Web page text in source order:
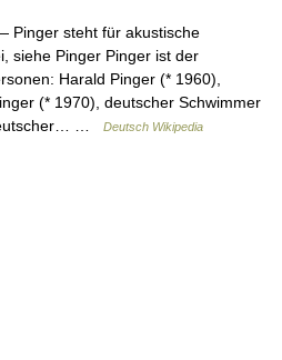
Pinger steht für akustische
siehe Pinger Pinger ist der
Harald Pinger (* 1960),
(* 1970), deutscher Schwimmer
…
Deutsch Wikipedia